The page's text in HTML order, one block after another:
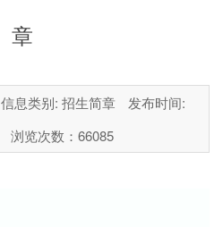
章
信息类别: 招生简章
发布时间:
浏览次数： 66085